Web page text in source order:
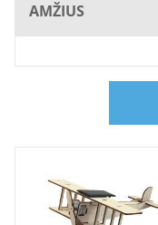
AMŽIUS